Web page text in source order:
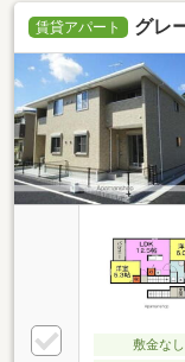
賃貸アパート グレ
敷金なし